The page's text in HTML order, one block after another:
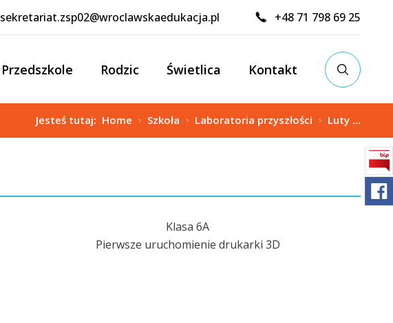
sekretariat.zsp02@wroclawskaedukacja.pl +48 71 798 69 25
Przedszkole Rodzic Świetlica Kontakt
Jesteś tutaj: Home > Szkoła > Laboratoria przyszłości > Luty ...
Klasa 6A
Pierwsze uruchomienie drukarki 3D